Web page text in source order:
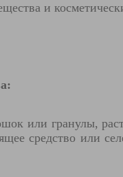
и
или гранулы,
средство или